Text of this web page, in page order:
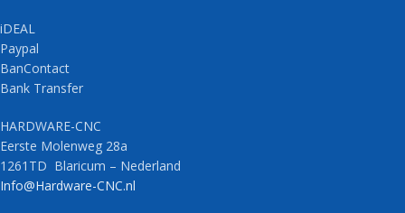
iDEAL
Paypal
BanContact
Bank Transfer
HARDWARE-CNC
Eerste Molenweg 28a
1261TD Blaricum – Nederland
Info@Hardware-CNC.nl